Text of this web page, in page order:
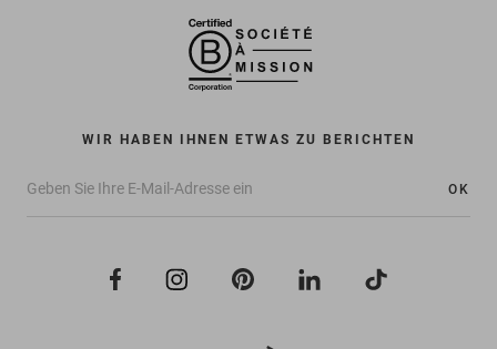
WIR HABEN IHNEN ETWAS ZU BERICHTEN
OK